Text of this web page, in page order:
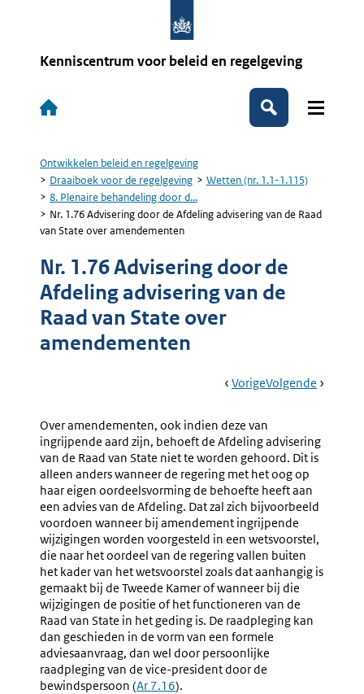
Kenniscentrum voor beleid en regelgeving
Hoofdnavigatie
Zoeken
Kruimelpad
Ontwikkelen beleid en regelgeving
Draaiboek voor de regelgeving
Wetten (nr. 1.1-1.115)
8. Plenaire behandeling door d...
Nr. 1.76 Advisering door de Afdeling advisering van de Raad
van State over amendementen
Nr. 1.76 Advisering door de
Afdeling advisering van de
Raad van State over
amendementen
Book
Ga
VorigePagina:
Ambtelijke
Bijstand
Bij
Het
Opstellen
Van
Amendementen
Ga
Volgende Pagina:
Van
Over amendementen, ook indien deze van
ingrijpende aard zijn, behoeft de Afdeling advisering
van de Raad van State niet te worden gehoord. Dit is
alleen anders wanneer de regering met het oog op
haar eigen oordeelsvorming de behoefte heeft aan
een advies van de Afdeling. Dat zal zich bijvoorbeeld
voordoen wanneer bij amendement ingrijpende
wijzigingen worden voorgesteld in een wetsvoorstel,
die naar het oordeel van de regering vallen buiten
het kader van het wetsvoorstel zoals dat aanhangig is
gemaakt bij de Tweede Kamer of wanneer bij die
wijzigingen de positie of het functioneren van de
Raad van State in het geding is. De raadpleging kan
dan geschieden in de vorm van een formele
adviesaanvraag, dan wel door persoonlijke
raadpleging van de vice-president door de
bewindspersoon (Ar 7.16).